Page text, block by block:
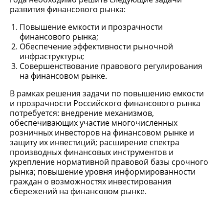
развития финансового рынка:
Повышение емкости и прозрачности
финансового рынка;
Обеспечение эффективности рыночной
инфраструктуры;
Совершенствование правового регулирования
на финансовом рынке.
В рамках решения задачи по повышению емкости
и прозрачности Российского финансового рынка
потребуется: внедрение механизмов,
обеспечивающих участие многочисленных
розничных инвесторов на финансовом рынке и
защиту их инвестиций; расширение спектра
производных финансовых инструментов и
укрепление нормативной правовой базы срочного
рынка; повышение уровня информированности
граждан о возможностях инвестирования
сбережений на финансовом рынке.